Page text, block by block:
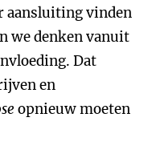
aansluiting vinden
we denken vanuit
Dat
en
opnieuw moeten